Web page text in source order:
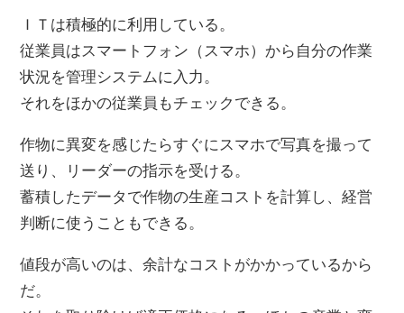
ＩＴは積極的に利用している。
従業員はスマートフォン（スマホ）から自分の作業
状況を管理システムに入力。
それをほかの従業員もチェックできる。
作物に異変を感じたらすぐにスマホで写真を撮って
送り、リーダーの指示を受ける。
蓄積したデータで作物の生産コストを計算し、経営
判断に使うこともできる。
値段が高いのは、余計なコストがかかっているから
だ。